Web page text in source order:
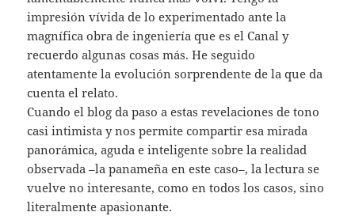
impresión vívida de lo experimentado ante la
magnífica obra de ingeniería que es el Canal y
recuerdo algunas cosas más. He seguido
atentamente la evolución sorprendente de la que da
cuenta el relato.
Cuando el blog da paso a estas revelaciones de tono
casi intimista y nos permite compartir esa mirada
panorámica, aguda e inteligente sobre la realidad
observada –la panameña en este caso–, la lectura se
vuelve no interesante, como en todos los casos, sino
literalmente apasionante.